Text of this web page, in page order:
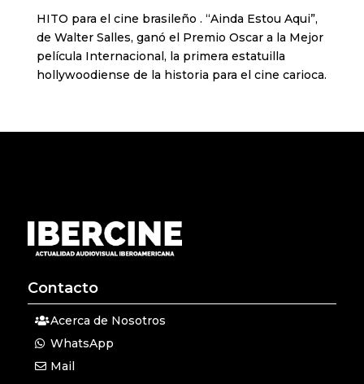
HITO para el cine brasileño . “Ainda Estou Aqui”,
de Walter Salles, ganó el Premio Oscar a la Mejor
película Internacional, la primera estatuilla
hollywoodiense de la historia para el cine carioca.
Contacto
Acerca de Nosotros
WhatsApp
Mail